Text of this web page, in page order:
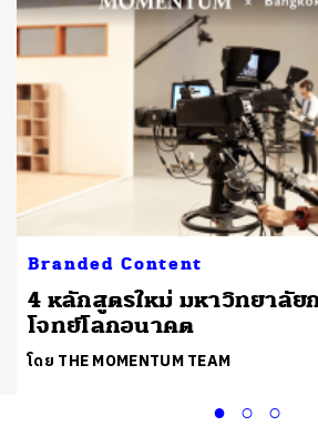
Branded Content
4 หลักสูตรใหม่ มหาวิทยาลัย
โจทย์โลกอนาคต
โดย THE MOMENTUM TEAM